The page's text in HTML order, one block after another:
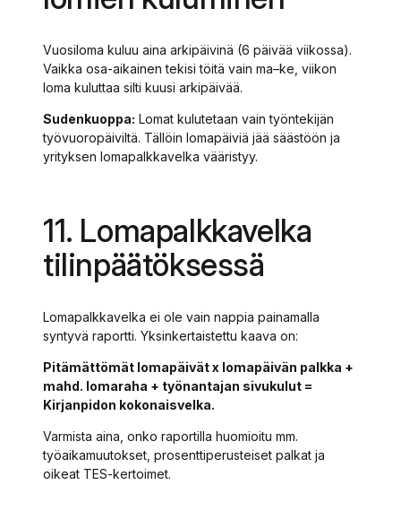
Vuosiloma kuluu aina arkipäivinä (6 päivää viikossa).
Vaikka osa-aikainen tekisi töitä vain ma–ke, viikon
loma kuluttaa silti kuusi arkipäivää.
Sudenkuoppa: Lomat kulutetaan vain työntekijän
työvuoropäiviltä. Tällöin lomapäiviä jää säästöön ja
yrityksen lomapalkkavelka vääristyy.
11. Lomapalkkavelka
tilinpäätöksessä
Lomapalkkavelka ei ole vain nappia painamalla
syntyvä raportti. Yksinkertaistettu kaava on:
Pitämättömät lomapäivät x lomapäivän palkka +
mahd. lomaraha + työnantajan sivukulut =
Kirjanpidon kokonaisvelka.
Varmista aina, onko raportilla huomioitu mm.
työaikamuutokset, prosenttiperusteiset palkat ja
oikeat TES-kertoimet.